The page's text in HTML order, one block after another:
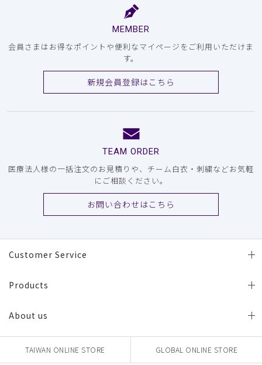
MEMBER
会員さまはお得なポイントや便利なマイページをご利用いただけま
す。
新規会員登録はこちら
TEAM ORDER
医療法人様の一括注文のお見積りや、チーム白衣・刺繍などお気軽
にご相談ください。
お問い合わせはこちら
Customer Service
Products
About us
TAIWAN ONLINE STORE GLOBAL ONLINE STORE